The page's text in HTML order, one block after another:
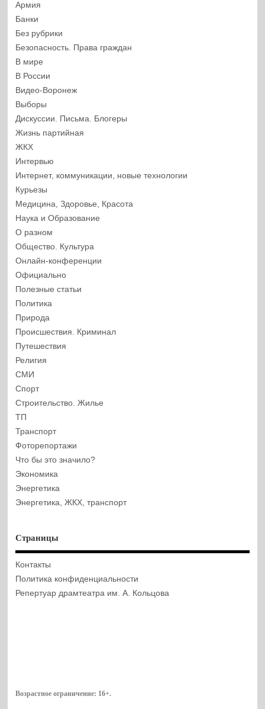
Армия
Банки
Без рубрики
Безопасность. Права граждан
В мире
В России
Видео-Воронеж
Выборы
Дискуссии. Письма. Блогеры
Жизнь партийная
ЖКХ
Интервью
Интернет, коммуникации, новые технологии
Курьезы
Медицина, Здоровье, Красота
Наука и Образование
О разном
Общество. Культура
Онлайн-конференции
Официально
Полезные статьи
Политика
Природа
Происшествия. Криминал
Путешествия
Религия
СМИ
Спорт
Строительство. Жилье
ТП
Транспорт
Фоторепортажи
Что бы это значило?
Экономика
Энергетика
Энергетика, ЖКХ, транспорт
Страницы
Контакты
Политика конфиденциальности
Репертуар драмтеатра им. А. Кольцова
Возрастное ограничение: 16+.